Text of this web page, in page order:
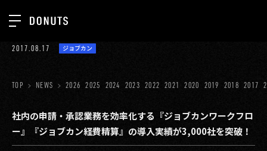
ジョブカン
ゲーム
ミクチャ
TOP
ABOUT
SERVICES
GROUP
2017.08.17 ジョブカン
TOP NEWS 2026 2025 2024 2023 2022 2021 2020 2019 2018 2017
社内の申請・承認業務を効率化する『ジョブカンワークフロ
ー』『ジョブカン経費精算』の導入実績が3,000社を突破！